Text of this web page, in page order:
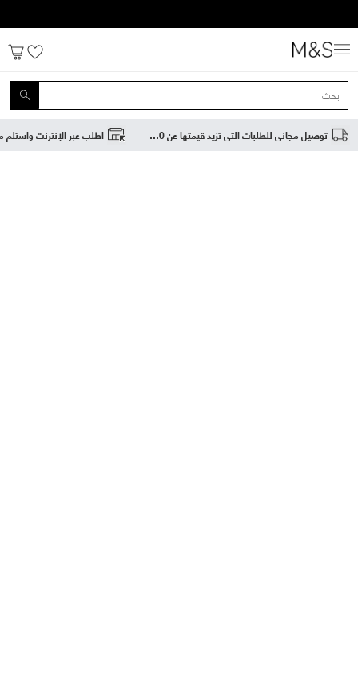
توصيل مجاني للطلبات التي تزيد قيمتها عن 200 درهم